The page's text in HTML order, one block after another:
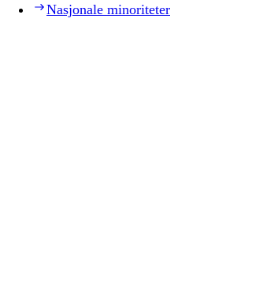
Nasjonale minoriteter